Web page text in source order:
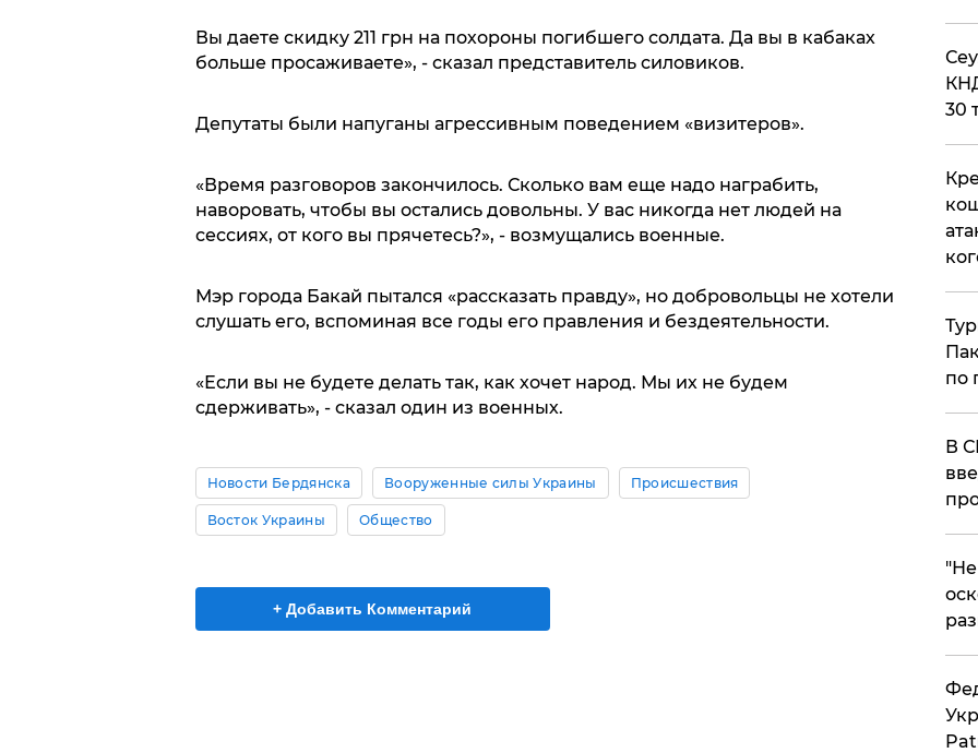
Вы даете скидку 211 грн на похороны погибшего солдата. Да вы в кабаках
больше просаживаете», - сказал представитель силовиков.
Депутаты были напуганы агрессивным поведением «визитеров».
«Время разговоров закончилось. Сколько вам еще надо награбить,
наворовать, чтобы вы остались довольны. У вас никогда нет людей на
сессиях, от кого вы прячетесь?», - возмущались военные.
Мэр города Бакай пытался «рассказать правду», но добровольцы не хотели
слушать его, вспоминая все годы его правления и бездеятельности.
«Если вы не будете делать так, как хочет народ. Мы их не будем
сдерживать», - сказал один из военных.
Новости Бердянска Вооруженные силы Украины Происшествия
Восток Украины Общество
+ Добавить Комментарий
30
по
В